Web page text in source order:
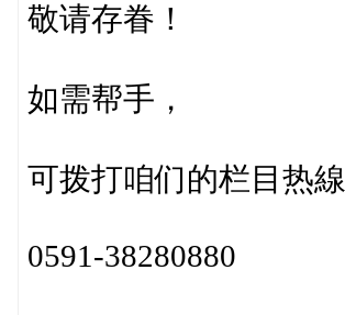
敬请存眷！
如需帮手，
可拨打咱们的栏目热線
0591-38280880